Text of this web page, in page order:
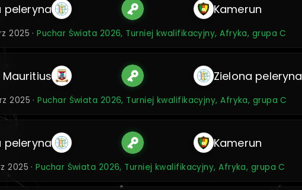
peleryna Kamerun
2025 ·Puchar Świata 2026, Turniej kwalifikacyjny, Afryka, grupa C
Mauritius Zielona peleryna
2025 ·Puchar Świata 2026, Turniej kwalifikacyjny, Afryka, grupa C
peleryna Kamerun
2025 ·Puchar Świata 2026, Turniej kwalifikacyjny, Afryka, grupa C